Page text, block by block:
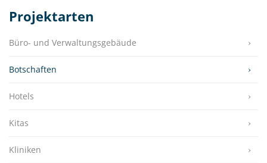
Projektarten
Büro- und Verwaltungsgebäude
Botschaften
Hotels
Kitas
Kliniken